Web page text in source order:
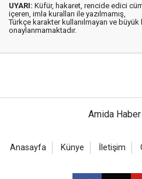
UYARI: Küfür, hakaret, rencide edici
içeren, imla kuralları ile yazılmamış,
Türkçe karakter kullanılmayan ve büyük
onaylanmamaktadır.
Amida
Anasayfa Künye İletişim